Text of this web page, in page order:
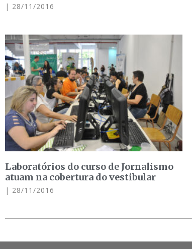
28/11/2016
Laboratórios do curso de Jornalismo
atuam na cobertura do vestibular
28/11/2016